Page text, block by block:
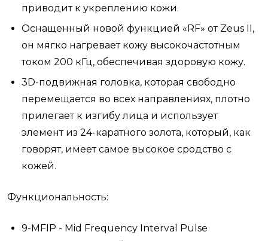
приводит к укреплению кожи.
Оснащенный новой функцией «RF» от Zeus II,
он мягко нагревает кожу высокочастотным
током 200 кГц, обеспечивая здоровую кожу.
3D-подвижная головка, которая свободно
перемещается во всех направлениях, плотно
прилегает к изгибу лица и использует
элемент из 24-каратного золота, который, как
говорят, имеет самое высокое сродство с
кожей.
Функциональность:
9-MFIP - Mid Frequency Interval Pulse